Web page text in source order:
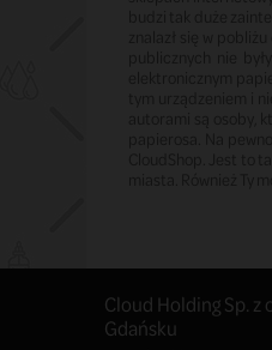
Cloud Holding Sp. z
Gdańsku